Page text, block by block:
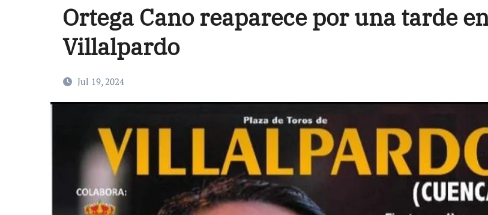
Ortega Cano reaparece por una tarde
Villalpardo
Jul 19, 2024